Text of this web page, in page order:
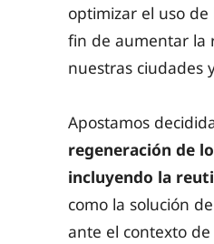
optimizar el uso de
fin de aumentar la
nuestras ciudades
Apostamos
regeneración de
incluyendo la
como la solución
ante el contexto de